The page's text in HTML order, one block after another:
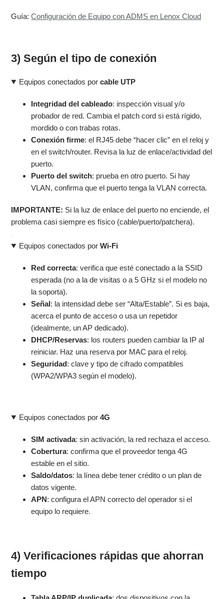
Guía:Configuración de Equipo con ADMS en Lenox Cloud
3) Según el tipo de conexión
Equipos conectados porcable UTP
Integridad del cableado: inspección visual y/o
probador de red. Cambia el patch cord si está rígido,
mordido o con trabas rotas.
Conexión firme: el RJ45 debe “hacer clic” en el reloj y
en el switch/router. Revisa la luz de enlace/actividad del
puerto.
Puerto del switch: prueba en otro puerto. Si hay
VLAN, confirma que el puerto tenga la VLAN correcta.
IMPORTANTE: Si la luz de enlace del puerto no enciende, el
problema casi siempre es físico (cable/puerto/patchera).
Equipos conectados porWi-Fi
Red correcta: verifica que esté conectado a la SSID
esperada (no a la de visitas o a 5 GHz si el modelo no
la soporta).
Señal: la intensidad debe ser “Alta/Estable”. Si es baja,
acerca el punto de acceso o usa un repetidor
(idealmente, un AP dedicado).
DHCP/Reservas: los routers pueden cambiar la IP al
reiniciar. Haz una reserva por MAC para el reloj.
Seguridad: clave y tipo de cifrado compatibles
(WPA2/WPA3 según el modelo).
Equipos conectados por4G
SIM activada: sin activación, la red rechaza el acceso.
Cobertura: confirma que el proveedor tenga 4G
estable en el sitio.
Saldo/datos: la línea debe tener crédito o un plan de
datos vigente.
APN: configura el APN correcto del operador si el
equipo lo requiere.
4) Verificaciones rápidas que ahorran
tiempo